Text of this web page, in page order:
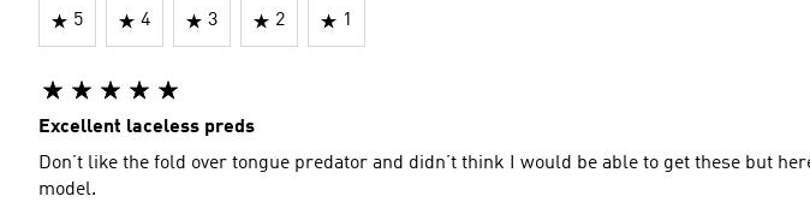
5 4 3 2 1
Excellent laceless preds
Don’t like the fold over tongue predator and didn’t think I would be able to get these but
model.